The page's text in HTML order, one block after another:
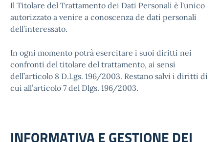
Il Titolare del Trattamento dei Dati Personali è l'unico
autorizzato a venire a conoscenza de dati personali
dell’interessato.
In ogni momento potrà esercitare i suoi diritti nei
confronti del titolare del trattamento, ai sensi
dell’articolo 8 D.Lgs. 196/2003. Restano salvi i diritti di
cui all’articolo 7 del Dlgs. 196/2003.
INFORMATIVA E GESTIONE DEI